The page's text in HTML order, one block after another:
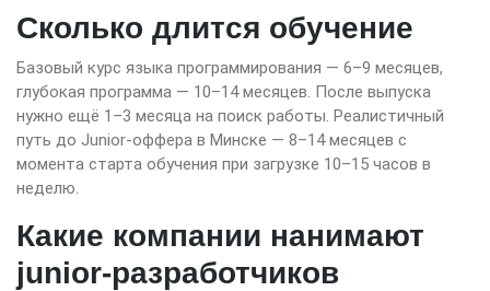
Сколько длится обучение
Базовый курс языка программирования — 6–9 месяцев,
глубокая программа — 10–14 месяцев. После выпуска
нужно ещё 1–3 месяца на поиск работы. Реалистичный
путь до Junior-оффера в Минске — 8–14 месяцев с
момента старта обучения при загрузке 10–15 часов в
неделю.
Какие компании нанимают
junior-разработчиков